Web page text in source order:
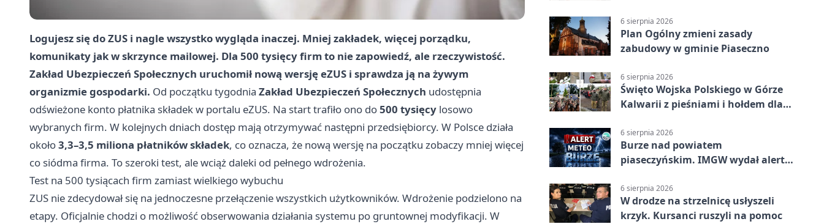
Logujesz się do ZUS i nagle wszystko wygląda inaczej. Mniej zakładek, więcej porządku,
komunikaty jak w skrzynce mailowej. Dla 500 tysięcy firm to nie zapowiedź, ale rzeczywistość.
Zakład Ubezpieczeń Społecznych uruchomił nową wersję eZUS i sprawdza ją na żywym
organizmie gospodarki. Od początku tygodnia Zakład Ubezpieczeń Społecznych udostępnia
odświeżone konto płatnika składek w portalu eZUS. Na start trafiło ono do500 tysięcy losowo
wybranych firm. W kolejnych dniach dostęp mają otrzymywać następni przedsiębiorcy. W Polsce działa
około3,3–3,5 miliona płatników składek, co oznacza, że nową wersję na początku zobaczy mniej więcej
co siódma firma. To szeroki test, ale wciąż daleki od pełnego wdrożenia.
Test na 500 tysiącach firm zamiast wielkiego wybuchu
ZUS nie zdecydował się na jednoczesne przełączenie wszystkich użytkowników. Wdrożenie podzielono na
etapy. Oficjalnie chodzi o możliwość obserwowania działania systemu po gruntownej modyfikacji. W
6 sierpnia 2026
Plan Ogólny zmieni zasady
zabudowy w gminie Piaseczno
6 sierpnia 2026
Święto Wojska Polskiego w Górze
Kalwarii z pieśniami i hołdem dla
6 sierpnia 2026
Burze nad powiatem
piaseczyńskim. IMGW wydał alert
6 sierpnia 2026
W drodze na strzelnicę usłyszeli
krzyk. Kursanci ruszyli na pomoc